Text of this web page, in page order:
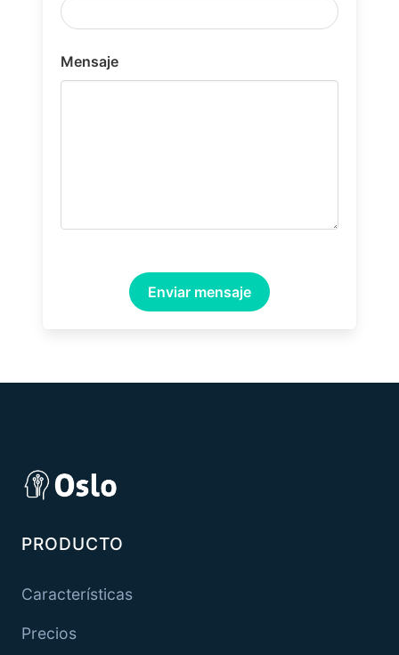
Mensaje
Enviar mensaje
PRODUCTO
Características
Precios